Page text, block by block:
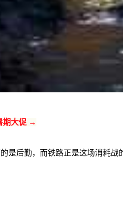
期大促 →
是后勤，而铁路正是这场消耗战